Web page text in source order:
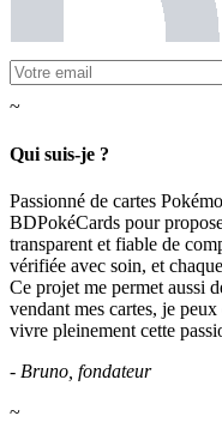
~
Qui suis-je ?
Passionné de cartes
BDPokéCards pour
transparent et fiable de
vérifiée avec soin, et
Ce projet me permet aussi
vendant mes cartes, je
vivre pleinement cette
- Bruno, fondateur
~